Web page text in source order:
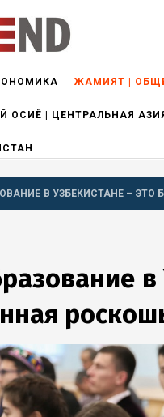
ЖАМИЯТ |
ОСИЁ | ЦЕНТРАЛЬНАЯ
В УЗБЕКИСТАНЕ –
в